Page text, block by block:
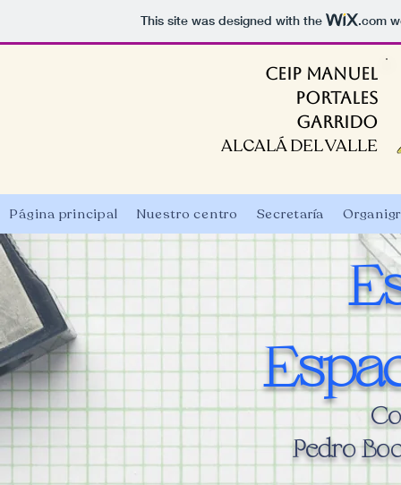
This site was designed with the .com
CEIP MANUEL
PORTALES
GARRIDO
ALCALÁ DEL VALLE
Página principal Nuestro centro Secretaría
Pedro